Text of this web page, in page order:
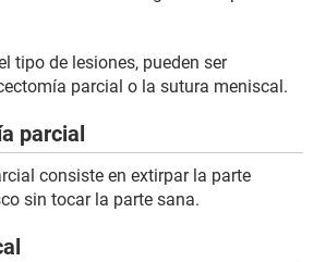
tipo de lesiones, pueden ser
parcial o la sutura meniscal.
parcial
consiste en extirpar la parte
sin tocar la parte sana.